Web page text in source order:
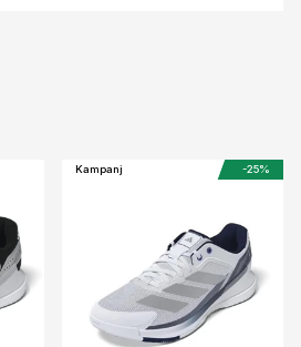
Kampanj -25%